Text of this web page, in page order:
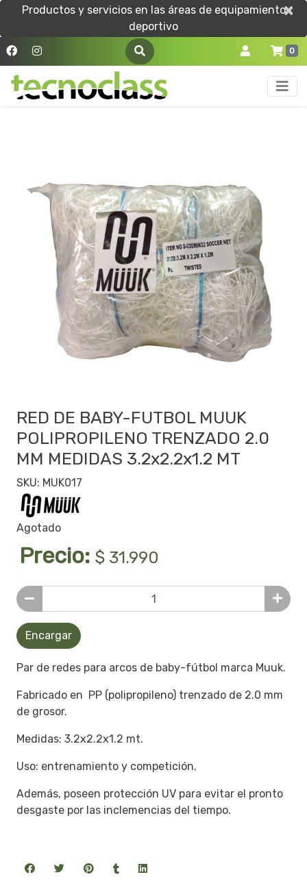
Productos y servicios en las áreas de equipamiento
deportivo
×
×
0
RED DE BABY-FUTBOL MUUK
POLIPROPILENO TRENZADO 2.0
MM MEDIDAS 3.2x2.2x1.2 MT
SKU: MUK017
Agotado
Precio: $ 31.990
Encargar
Par de redes para arcos de baby-fútbol marca Muuk.
Fabricado en PP (polipropileno) trenzado de 2.0 mm
de grosor.
Medidas: 3.2x2.2x1.2 mt.
Uso: entrenamiento y competición.
Además, poseen protección UV para evitar el pronto
desgaste por las inclemencias del tiempo.